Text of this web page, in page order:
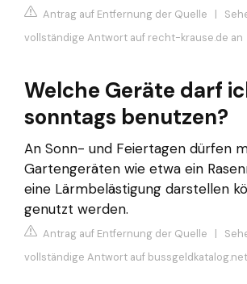
Antrag auf Entfernung der Quelle |
vollständige Antwort auf recht-krause.de an
Welche Geräte darf
sonntags benutzen?
An Sonn- und Feiertagen dürfen
Gartengeräten wie etwa ein
eine Lärmbelästigung darstellen
genutzt werden.
Antrag auf Entfernung der Quelle |
vollständige Antwort auf